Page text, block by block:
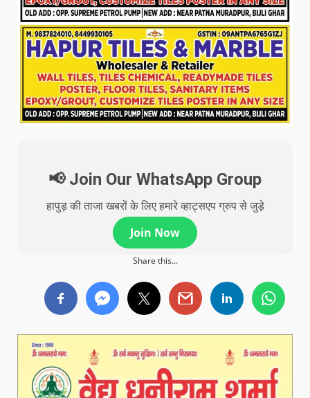
📢 Join Our WhatsApp Group
हापुड़ की ताजा खबरों के लिए हमारे व्हाट्सएप ग्रुप से जुड़े
Join Now
Share this...